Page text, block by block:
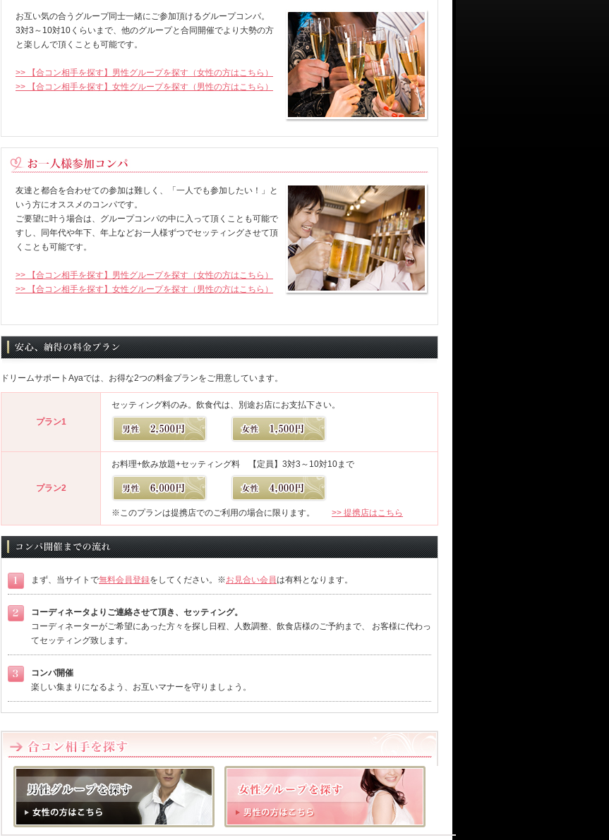
お互い気の合うグループ同士一緒にご参加頂けるグループコンパ。
3対3～10対10くらいまで、他のグループと合同開催でより大勢の方
と楽しんで頂くことも可能です。
>> 【合コン相手を探す】男性グループを探す（女性の方はこちら）
>> 【合コン相手を探す】女性グループを探す（男性の方はこちら）
友達と都合を合わせての参加は難しく、「一人でも参加したい！」と
いう方にオススメのコンパです。
ご要望に叶う場合は、グループコンパの中に入って頂くことも可能で
すし、同年代や年下、年上などお一人様ずつでセッティングさせて頂
くことも可能です。
>> 【合コン相手を探す】男性グループを探す（女性の方はこちら）
>> 【合コン相手を探す】女性グループを探す（男性の方はこちら）
ドリームサポートAyaでは、お得な2つの料金プランをご用意しています。
プラン1
セッティング料のみ。飲食代は、別途お店にお支払下さい。
プラン2
お料理+飲み放題+セッティング料 【定員】3対3～10対10まで
※このプランは提携店でのご利用の場合に限ります。 >> 提携店はこちら
まず、当サイトで無料会員登録をしてください。※お見合い会員は有料となります。
コーディネータよりご連絡させて頂き、セッティング。
コーディネーターがご希望にあった方々を探し日程、人数調整、飲食店様のご予約まで、 お客様に代わっ
てセッティング致します。
コンパ開催
楽しい集まりになるよう、お互いマナーを守りましょう。